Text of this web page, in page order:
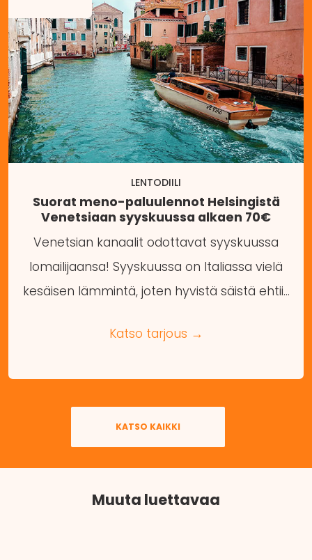
LENTODIILI
Suorat meno-paluulennot Helsingistä
Venetsiaan syyskuussa alkaen 70€
Venetsian kanaalit odottavat syyskuussa
lomailijaansa! Syyskuussa on Italiassa vielä
kesäisen lämmintä, joten hyvistä säistä ehtii…
Katso tarjous →
KATSO KAIKKI
Muuta luettavaa